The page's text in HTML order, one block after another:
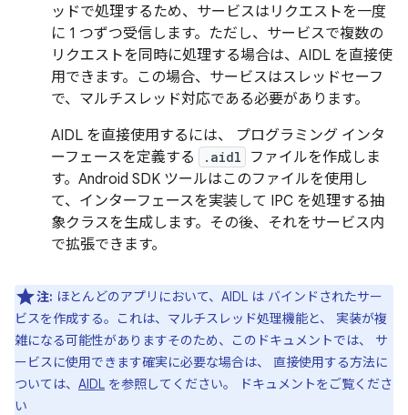
ッドで処理するため、サービスはリクエストを一度
に 1 つずつ受信します。ただし、サービスで複数の
リクエストを同時に処理する場合は、AIDL を直接使
用できます。この場合、サービスはスレッドセーフ
で、マルチスレッド対応である必要があります。
AIDL を直接使用するには、 プログラミング インタ
ーフェースを定義する
.aidl
ファイルを作成しま
す。Android SDK ツールはこのファイルを使用し
て、インターフェースを実装して IPC を処理する抽
象クラスを生成します。その後、それをサービス内
で拡張できます。
注: ほとんどのアプリにおいて、AIDL は バインドされたサー
ビスを作成する。これは、マルチスレッド処理機能と、 実装が複
雑になる可能性がありますそのため、このドキュメントでは、 サ
ービスに使用できます確実に必要な場合は、 直接使用する方法に
ついては、 AIDL を参照してください。 ドキュメントをご覧くださ
い